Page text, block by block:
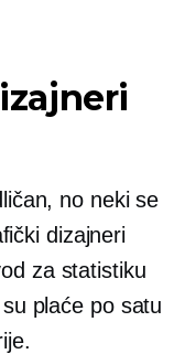
no neki se
dizajneri
za statistiku
plaće po satu